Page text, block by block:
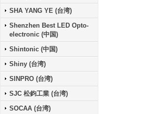
SHA YANG YE (台湾)
Shenzhen Best LED Opto-
electronic (中国)
Shintonic (中国)
Shiny (台湾)
SINPRO (台湾)
SJC 松鈞工業 (台湾)
SOCAA (台湾)